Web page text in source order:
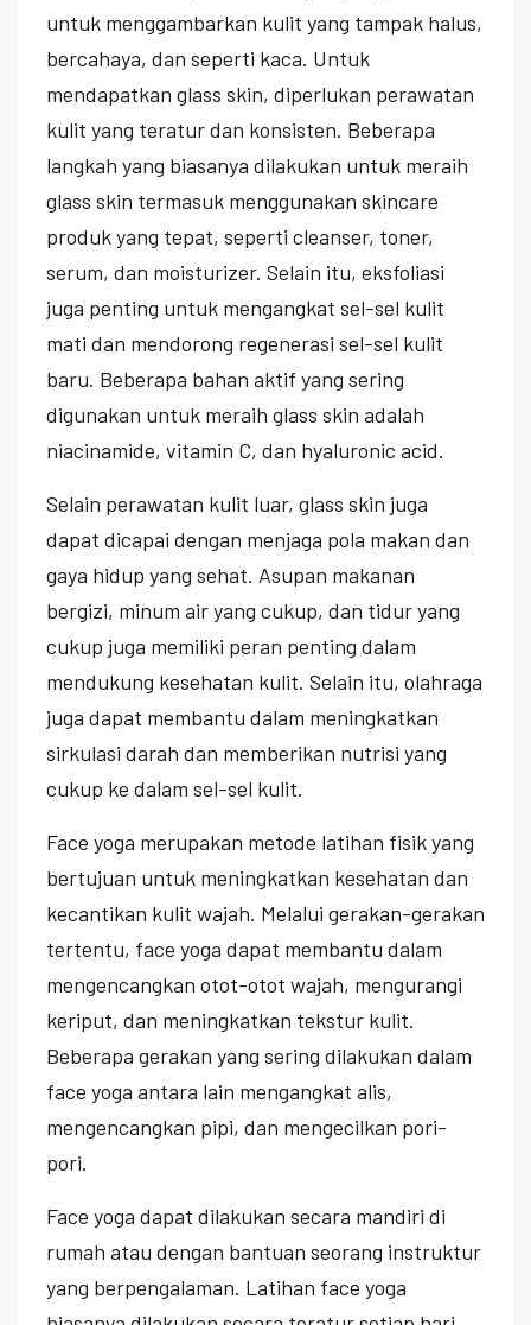
untuk menggambarkan kulit yang tampak halus,
bercahaya, dan seperti kaca. Untuk
mendapatkan glass skin, diperlukan perawatan
kulit yang teratur dan konsisten. Beberapa
langkah yang biasanya dilakukan untuk meraih
glass skin termasuk menggunakan skincare
produk yang tepat, seperti cleanser, toner,
serum, dan moisturizer. Selain itu, eksfoliasi
juga penting untuk mengangkat sel-sel kulit
mati dan mendorong regenerasi sel-sel kulit
baru. Beberapa bahan aktif yang sering
digunakan untuk meraih glass skin adalah
niacinamide, vitamin C, dan hyaluronic acid.
Selain perawatan kulit luar, glass skin juga
dapat dicapai dengan menjaga pola makan dan
gaya hidup yang sehat. Asupan makanan
bergizi, minum air yang cukup, dan tidur yang
cukup juga memiliki peran penting dalam
mendukung kesehatan kulit. Selain itu, olahraga
juga dapat membantu dalam meningkatkan
sirkulasi darah dan memberikan nutrisi yang
cukup ke dalam sel-sel kulit.
Face yoga merupakan metode latihan fisik yang
bertujuan untuk meningkatkan kesehatan dan
kecantikan kulit wajah. Melalui gerakan-gerakan
tertentu, face yoga dapat membantu dalam
mengencangkan otot-otot wajah, mengurangi
keriput, dan meningkatkan tekstur kulit.
Beberapa gerakan yang sering dilakukan dalam
face yoga antara lain mengangkat alis,
mengencangkan pipi, dan mengecilkan pori-
pori.
Face yoga dapat dilakukan secara mandiri di
rumah atau dengan bantuan seorang instruktur
yang berpengalaman. Latihan face yoga